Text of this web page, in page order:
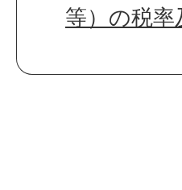
等）の税